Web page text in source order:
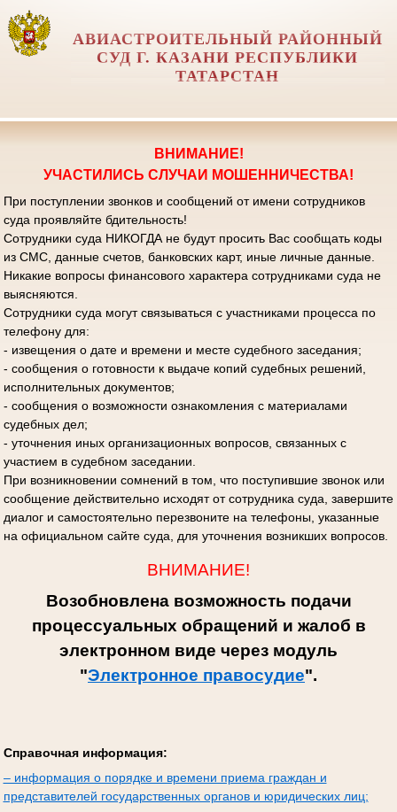
АВИАСТРОИТЕЛЬНЫЙ РАЙОННЫЙ
СУД Г. КАЗАНИ РЕСПУБЛИКИ
ТАТАРСТАН
ВНИМАНИЕ!
УЧАСТИЛИСЬ СЛУЧАИ МОШЕННИЧЕСТВА!
При поступлении звонков и сообщений от имени сотрудников
суда проявляйте бдительность!
Сотрудники суда НИКОГДА не будут просить Вас сообщать коды
из СМС, данные счетов, банковских карт, иные личные данные.
Никакие вопросы финансового характера сотрудниками суда не
выясняются.
Сотрудники суда могут связываться с участниками процесса по
телефону для:
- извещения о дате и времени и месте судебного заседания;
- сообщения о готовности к выдаче копий судебных решений,
исполнительных документов;
- сообщения о возможности ознакомления с материалами
судебных дел;
- уточнения иных организационных вопросов, связанных с
участием в судебном заседании.
При возникновении сомнений в том, что поступившие звонок или
сообщение действительно исходят от сотрудника суда, завершите
диалог и самостоятельно перезвоните на телефоны, указанные
на официальном сайте суда, для уточнения возникших вопросов.
ВНИМАНИЕ!
Возобновлена возможность подачи
процессуальных обращений и жалоб в
электронном виде через модуль
"Электронное правосудие".
Справочная информация:
– информация о порядке и времени приема граждан и
представителей государственных органов и юридических лиц;